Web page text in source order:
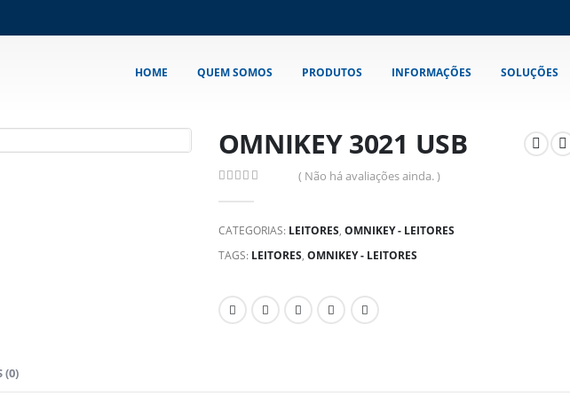
HOME QUEM SOMOS PRODUTOS INFORMAÇÕES SOLUÇÕES
OMNIKEY 3021 USB
( Não há avaliações ainda. )
CATEGORIAS: LEITORES, OMNIKEY - LEITORES
TAGS: LEITORES, OMNIKEY - LEITORES
(0)